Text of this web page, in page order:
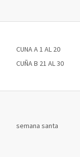
CUNA A 1 AL 20
CUÑA B 21 AL 30
semana santa